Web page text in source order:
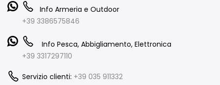
Info Armeria e Outdoor
+39 3386575846
Info Pesca, Abbigliamento, Elettronica
+39 3317297110
Servizio clienti: +39 035 911332